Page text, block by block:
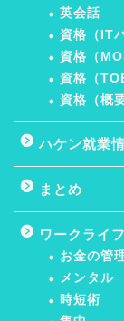
英会話
資格（IT
資格（
資格（
資格（概
ハケン就業
まとめ
ワークライ
お金の管
メンタル
時短術